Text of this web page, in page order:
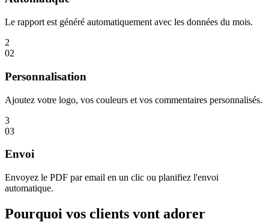
Le rapport est généré automatiquement avec les données du mois.
2
02
Personnalisation
Ajoutez votre logo, vos couleurs et vos commentaires personnalisés.
3
03
Envoi
Envoyez le PDF par email en un clic ou planifiez l'envoi
automatique.
Pourquoi vos clients vont adorer